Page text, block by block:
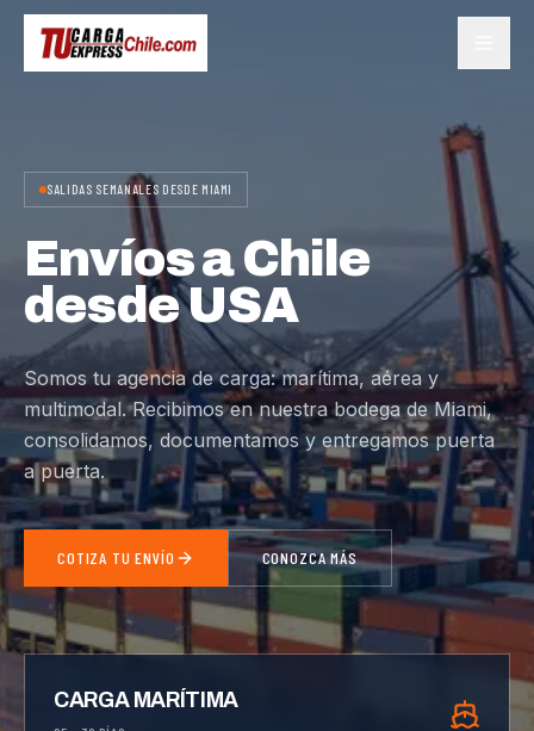
SALIDAS SEMANALES DESDE MIAMI
Envíos a Chile
desde USA
Somos tu agencia de carga: marítima, aérea y
multimodal. Recibimos en nuestra bodega de Miami,
consolidamos, documentamos y entregamos puerta
a puerta.
COTIZA TU ENVÍO CONOZCA MÁS
CARGA MARÍTIMA